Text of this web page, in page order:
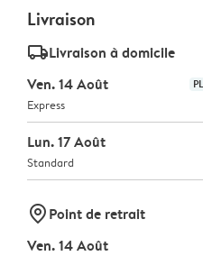
Livraison
delivery_standard_v2Livraison à domicile
Ven. 14 Août
Express
Lun. 17 Août
Standard
marker-pinPoint de retrait
Ven. 14 Août